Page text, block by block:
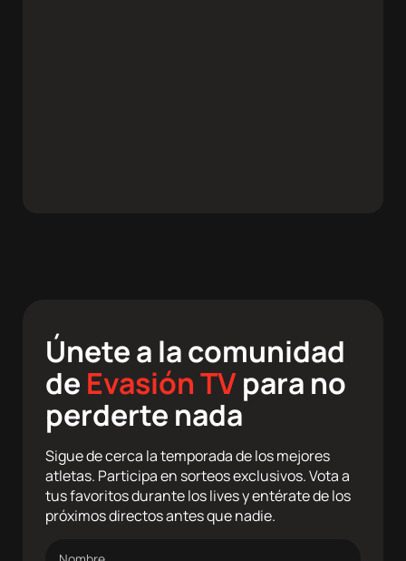
Únete a la comunidad
de Evasión TVpara no
perderte nada
Sigue de cerca la temporada de los mejores
atletas. Participa en sorteos exclusivos. Vota a
tus favoritos durante los lives y entérate de los
próximos directos antes que nadie.